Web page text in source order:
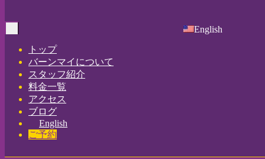
English
Toggle
トップ
バーンマイについて
スタッフ紹介
料金一覧
アクセス
ブログ
English
ご予約
Home